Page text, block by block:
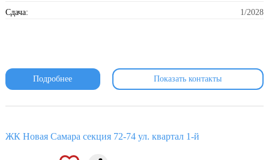
Сдача: 1/2028
Подробнее Показать контакты
ЖК Новая Самара секция 72-74 ул. квартал 1-й